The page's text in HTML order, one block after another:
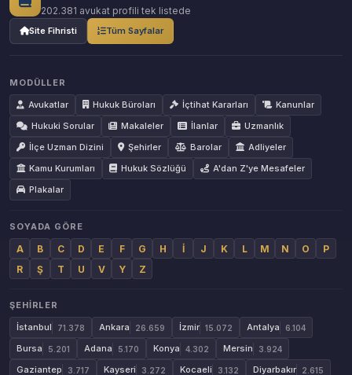
202.381 avukat profili tek listede
Site Fihristi Tüm Sayfalar
MODÜLLER
Avukatlar
Hukuk Büroları İçtihat Kararları
Kanunlar
Hukuki Sorular
Makaleler İlanlar
Uzmanlık
İlçe Uzman Dizini
Şehirler Barolar
Adliyeler
Kamu Kurumları
Hukuk Sözlüğü
A'dan Z'ye Mesafeler
Plakalar
SOYADA GÖRE
A B C D E F G H İ J K L M N O
P
R
Ş T U V Y Z
ŞEHIRLER
İstanbul
71.378 Ankara 26.659 İzmir 15.072 Antalya 6.104
Bursa 5.201 Adana 5.170 Konya 4.302 Mersin 3.924
Gaziantep 3.717 Kayseri 3.272 Kocaeli 3.132 Diyarbakır 2.615